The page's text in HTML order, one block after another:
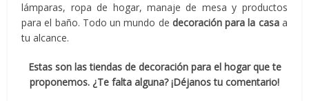
lámparas, ropa de hogar, manaje de mesa y productos
para el baño. Todo un mundo de decoración para la casa a
tu alcance.
Estas son las tiendas de decoración para el hogar que te
proponemos. ¿Te falta alguna? ¡Déjanos tu comentario!